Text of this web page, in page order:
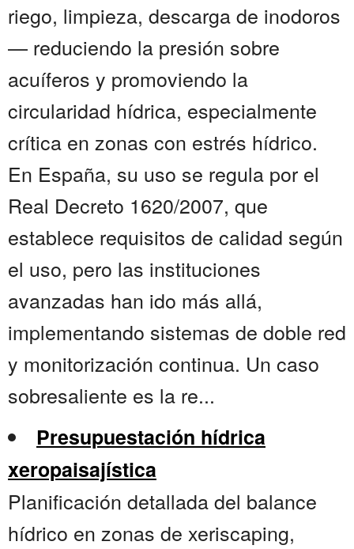
riego, limpieza, descarga de inodoros
— reduciendo la presión sobre
acuíferos y promoviendo la
circularidad hídrica, especialmente
crítica en zonas con estrés hídrico.
En España, su uso se regula por el
Real Decreto 1620/2007, que
establece requisitos de calidad según
el uso, pero las instituciones
avanzadas han ido más allá,
implementando sistemas de doble red
y monitorización continua. Un caso
sobresaliente es la re...
Presupuestación hídrica
xeropaisajística
Planificación detallada del balance
hídrico en zonas de xeriscaping,